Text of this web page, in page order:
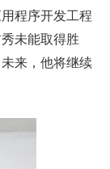
程序开发工程
未能取得胜
来，他将继续